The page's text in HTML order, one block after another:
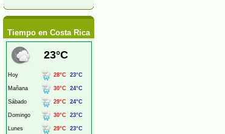
Tiempo en Costa Rica